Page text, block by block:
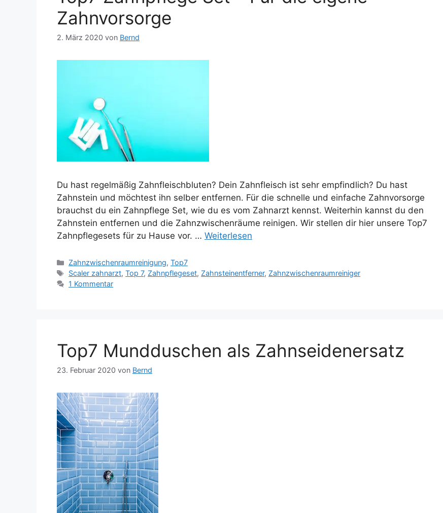
Zahnvorsorge
2. März 2020 von Bernd
Du hast regelmäßig Zahnfleischbluten? Dein Zahnfleisch ist sehr empfindlich? Du hast
Zahnstein und möchtest ihn selber entfernen. Für die schnelle und einfache Zahnvorsorge
brauchst du ein Zahnpflege Set, wie du es vom Zahnarzt kennst. Weiterhin kannst du den
Zahnstein entfernen und die Zahnzwischenräume reinigen. Wir stellen dir hier unsere Top7
Zahnpflegesets für zu Hause vor. … Weiterlesen
Kategorien
Zahnzwischenraumreinigung,Top7
Schlagwörter
Scaler zahnarzt,Top 7, Zahnpflegeset, Zahnsteinentferner, Zahnzwischenraumreiniger
1 Kommentar
Top7 Mundduschen als Zahnseidenersatz
23. Februar 2020 von Bernd